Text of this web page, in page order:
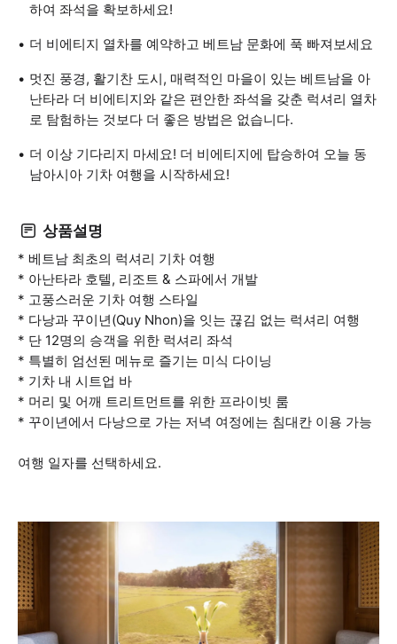
하여 좌석을 확보하세요!
더 비에티지 열차를 예약하고 베트남 문화에 푹 빠져보세요
멋진 풍경, 활기찬 도시, 매력적인 마을이 있는 베트남을 아
난타라 더 비에티지와 같은 편안한 좌석을 갖춘 럭셔리 열차
로 탐험하는 것보다 더 좋은 방법은 없습니다.
더 이상 기다리지 마세요! 더 비에티지에 탑승하여 오늘 동
남아시아 기차 여행을 시작하세요!
상품설명
* 베트남 최초의 럭셔리 기차 여행
* 아난타라 호텔, 리조트 & 스파에서 개발
* 고풍스러운 기차 여행 스타일
* 다낭과 꾸이년(Quy Nhon)을 잇는 끊김 없는 럭셔리 여행
* 단 12명의 승객을 위한 럭셔리 좌석
* 특별히 엄선된 메뉴로 즐기는 미식 다이닝
* 기차 내 시트업 바
* 머리 및 어깨 트리트먼트를 위한 프라이빗 룸
* 꾸이년에서 다낭으로 가는 저녁 여정에는 침대칸 이용 가능
여행 일자를 선택하세요.